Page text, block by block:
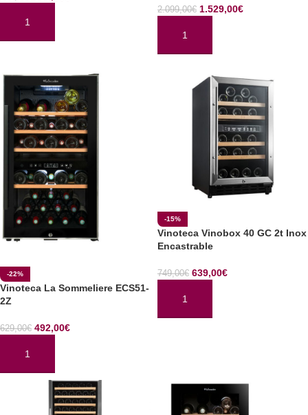
AÑADIR AL CARRITO
2.099,00€ 1.529,00€
AÑADIR AL CARRITO
-22%
Vinoteca La Sommeliere ECS51-
2Z
629,00€ 492,00€
AÑADIR AL CARRITO
-15%
Vinoteca Vinobox 40 GC 2t Inox
Encastrable
749,00€ 639,00€
AÑADIR AL CARRITO